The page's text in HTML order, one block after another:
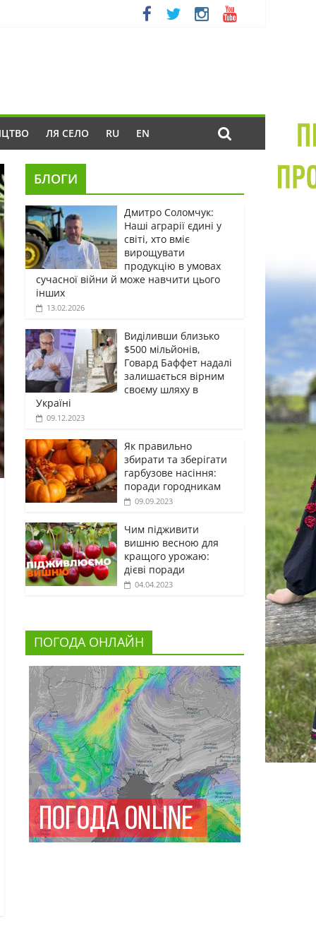
ЛЯ СЕЛО RU EN
БЛОГИ
Дмитро Соломчук:
Наші аграрії єдині у
світі, хто вміє
вирощувати
продукцію в умовах
сучасної війни й може навчити цього
інших
13.02.2026
Виділивши близько
$500 мільйонів,
Говард Баффет надалі
залишається вірним
своєму шляху в
Україні
09.12.2023
Як правильно
збирати та зберігати
гарбузове насіння:
поради городникам
09.09.2023
Чим підживити
вишню весною для
кращого урожаю:
дієві поради
04.04.2023
ПОГОДА ОНЛАЙН